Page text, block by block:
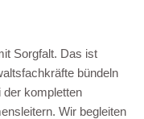
Sorgfalt. Das ist
bündeln
der kompletten
Wir begleiten